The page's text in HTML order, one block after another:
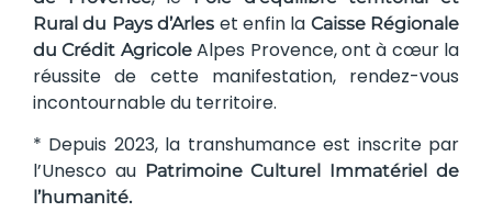
Rural du Pays d’Arles et enfin la Caisse Régionale
du Crédit AgricoleAlpes Provence, ont à cœur la
réussite de cette manifestation, rendez-vous
incontournable du territoire.
* Depuis 2023, la transhumance est inscrite par
l’Unesco au Patrimoine Culturel Immatériel de
l’humanité.